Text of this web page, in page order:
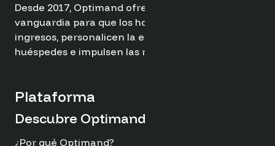
Desde 2017, Optimand ofrece soluciones de
vanguardia para que los hoteles optimicen sus
ingresos, personalicen la experiencia de los
huéspedes e impulsen las reservas directas.
Plataforma
Descubre Optimand
¿Por qué Optimand?